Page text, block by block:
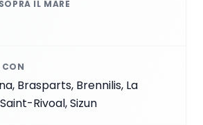
IL MARE
Brasparts, Brennilis, La
Rivoal, Sizun